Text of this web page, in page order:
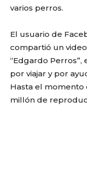
varios perros.
El usuario de
compartió un
“Edgardo Perros”,
por viajar y por
Hasta el momento
millón de